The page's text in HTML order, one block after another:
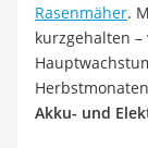
Rasenmäher.
kurzgehalten
Akku- und